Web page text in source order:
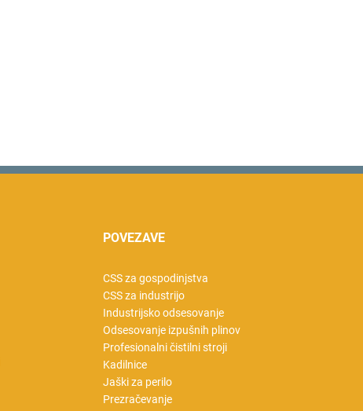
POVEZAVE
CSS za gospodinjstva
CSS za industrijo
Industrijsko odsesovanje
Odsesovanje izpušnih plinov
Profesionalni čistilni stroji
Kadilnice
Jaški za perilo
Prezračevanje